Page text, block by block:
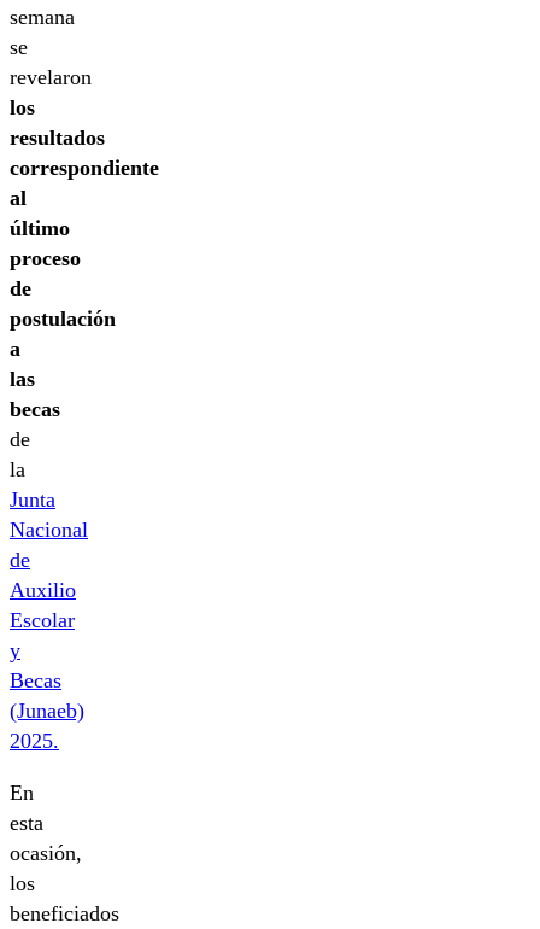
semana
se
revelaron
los
resultados
correspondiente
al
último
proceso
de
postulación
a
las
becas
de
la
Junta
Nacional
de
Auxilio
Escolar
y
Becas
(Junaeb)
2025.
En
esta
ocasión,
los
beneficiados